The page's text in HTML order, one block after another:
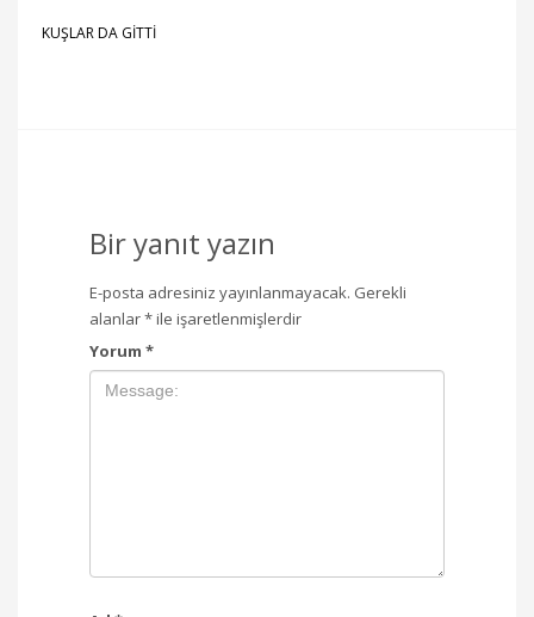
KUŞLAR DA GİTTİ
Bir yanıt yazın
E-posta adresiniz yayınlanmayacak. Gerekli
alanlar*ile işaretlenmişlerdir
Yorum *